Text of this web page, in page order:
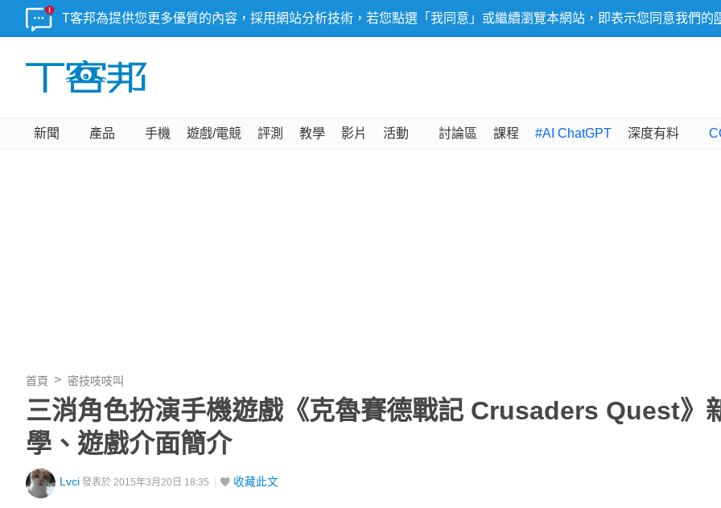
T客邦為提供您更多優質的內容，採用網站分析技術，若您點選「我同意」或繼續瀏覽本網站，即表示您同意我們的
新聞 產品 手機 遊戲/電競 評測 教學 影片 活動 討論區 課程 #AI ChatGPT 深度有料
首頁 密技吱吱叫
三消角色扮演手機遊戲《克魯賽德戰記 Crusaders Quest》
學、遊戲介面簡介
Lvci 發表於 2015年3月20日 18:35 收藏此文